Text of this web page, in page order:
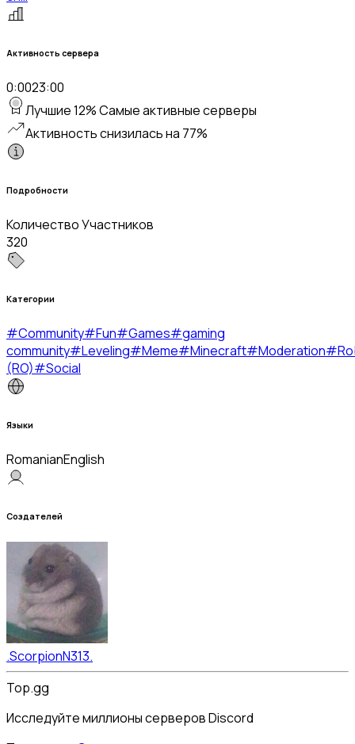
Активность сервера
0:0023:00
Лучшие 12% Самые активные серверы
Активность снизилась на 77%
Подробности
Количество Участников
320
Категории
#Community#Fun#Games#gaming
community#Leveling#Meme#Minecraft#Moderation#
(RO)#Social
Языки
RomanianEnglish
Создателей
.ScorpionN313.
Top.gg
Исследуйте миллионы серверов Discord